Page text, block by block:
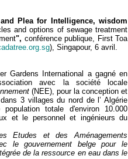
Plea for Intelligence, wisdom
and options of sewage treatment
", conférence publique, First Toa
), Singapour, 6 avril.
Gardens International a gagné en
avec la société locale
(NEE), pour la conception et
3 villages du nord de l’ Algérie
totale d'environ 10.000
et le personnel et ingénieurs du
Etudes et des Aménagements
le gouvernement belge pour le
de la ressource en eau dans le